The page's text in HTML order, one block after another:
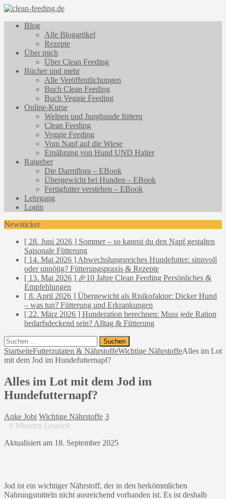
Blog
Alle Blogartikel
Rezepte
Über mich
Über Clean Feeding
Bücher und mehr
Alle Veröffentlichungen
Buch Clean Feeding
Buch Veggie Feeding
Online-Kurse
Welpen und Junghunde füttern
Clean Feeding
Veggie Feeding
Vom Napf auf die Wiese
Ernährung von Hund UND Halter
Ratgeber
Die Darmflora – EBook
Übergewicht bei Hunden – EBook
Fertigfutter verstehen – EBook
Lehrgang
Login
Newsticker
[ 28. Juni 2026 ] Sommer – so kannst du den Napf gestalten
Saisonale Fütterung
[ 14. Mai 2026 ] Abwechslungsreiches Hundefutter: sinnvoll
oder unnötig? Fütterungspraxis & Rezepte
[ 13. Mai 2026 ] 🎉10 Jahre Clean Feeding Persönliches &
Empfehlungen
[ 8. April 2026 ] Übergewicht als Risikofaktor: Dicker Hund
– was tun? Fütterung und Erkrankungen
[ 22. März 2026 ] Hunderation berechnen: Muss jede Ration
bedarfsdeckend sein? Alltag & Fütterung
Suchen
nach:
StartseiteFutterzutaten & NährstoffeWichtige NährstoffeAlles im Lot
mit dem Jod im Hundefutternapf?
Alles im Lot mit dem Jod im
Hundefutternapf?
Anke Jobi Wichtige Nährstoffe 3
8 Minuten Lesezeit
Aktualisiert am 18. September 2025
Jod ist ein wichtiger Nährstoff, der in den herkömmlichen
Nahrungsmitteln nicht ausreichend vorhanden ist. Es ist deshalb